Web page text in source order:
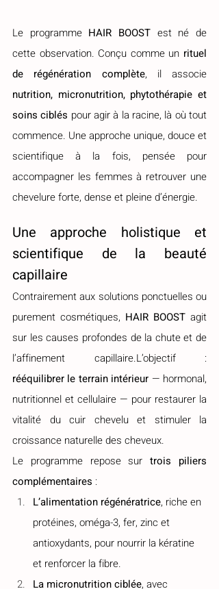
Le programme HAIR BOOST est né de
cette observation. Conçu comme un rituel
de régénération complète
nutrition, micronutrition, phytothérapie et
soins ciblés pour agir à la racine, là où tout
commence. Une approche unique, douce et
scientifique à la fois, pensée pour
accompagner les femmes à retrouver une
chevelure forte, dense et pleine d’énergie.
Une approche holistique et
scientifique de la beauté
capillaire
Contrairement aux solutions ponctuelles ou
purement cosmétiques, HAIR BOOST agit
sur les causes profondes de la chute et de
rééquilibrer le terrain intérieur — hormonal,
nutritionnel et cellulaire — pour restaurer la
vitalité du cuir chevelu et stimuler la
croissance naturelle des cheveux.
Le programme repose sur trois piliers
complémentaires :
L’alimentation régénératrice, riche en
protéines, oméga-3, fer, zinc et
antioxydants, pour nourrir la kératine
et renforcer la fibre.
La micronutrition ciblée, avec